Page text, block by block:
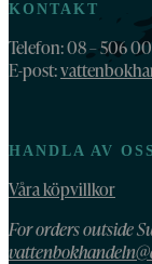
KONTAKT
Telefon: 08 – 506
E-post:
HANDLA AV OSS
Våra köpvillkor
For orders outside